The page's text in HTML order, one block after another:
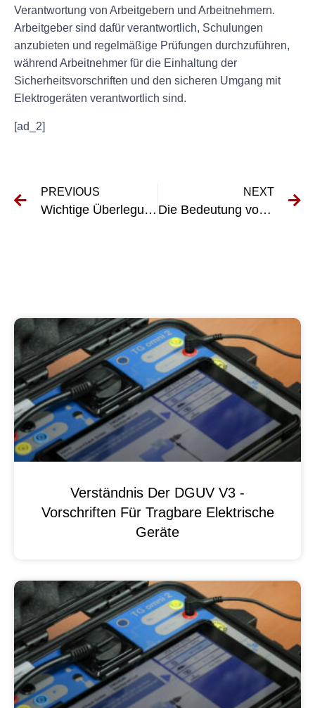
Verantwortung von Arbeitgebern und Arbeitnehmern.
Arbeitgeber sind dafür verantwortlich, Schulungen
anzubieten und regelmäßige Prüfungen durchzuführen,
während Arbeitnehmer für die Einhaltung der
Sicherheitsvorschriften und den sicheren Umgang mit
Elektrogeräten verantwortlich sind.
[ad_2]
PREVIOUS
Wichtige Überlegungen zur DGUV-Prüfung Maschinen
NEXT
Die Bedeutung von Dokumentation und Aufzeichnungen bei der Elektroprüfungskonformität
Verständnis Der DGUV V3 -
Vorschriften Für Tragbare Elektrische
Geräte